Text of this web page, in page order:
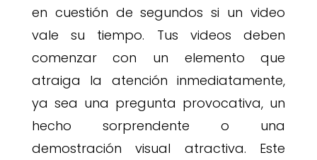
en cuestión de segundos si un video
vale su tiempo. Tus videos deben
comenzar con un elemento que
atraiga la atención inmediatamente,
ya sea una pregunta provocativa, un
hecho sorprendente o una
demostración visual atractiva. Este